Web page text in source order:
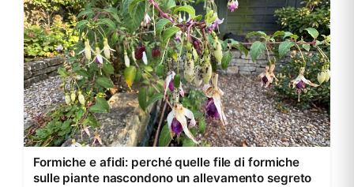
Formiche e afidi: perché quelle file di formiche
sulle piante nascondono un allevamento segreto